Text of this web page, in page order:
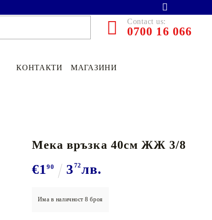
Contact us:
0700 16 066
27.19лв.
КОНТАКТИ МАГАЗИНИ
Мека връзка 40см ЖЖ 3/8
€190 3 72лв.
Има в наличност8 броя